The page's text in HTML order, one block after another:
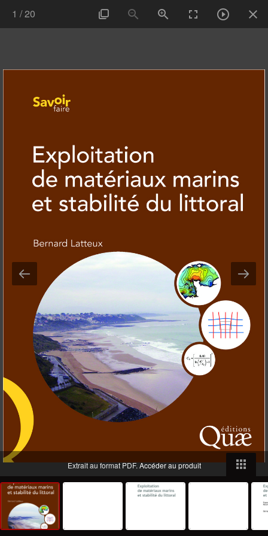
1 /20
Extrait au format PDF.Accéder au produit